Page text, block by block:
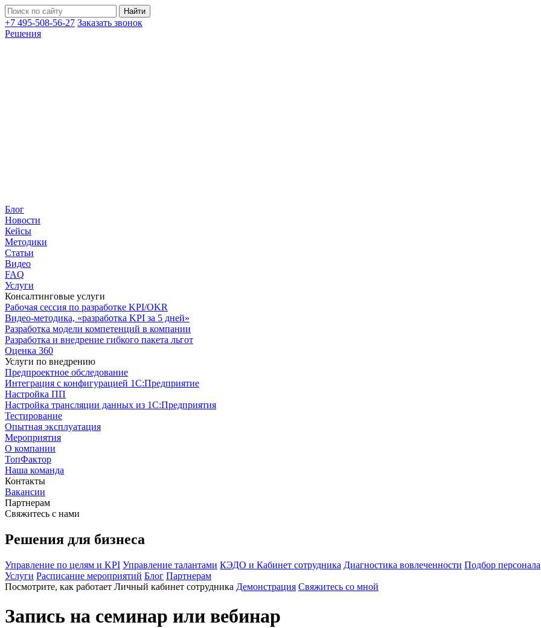
+7 495-508-56-27 Заказать звонок
Решения
Блог
Новости
Кейсы
Методики
Статьи
Видео
FAQ
Услуги
Консалтинговые услуги
Рабочая сессия по разработке KPI/OKR
Видео-методика, «разработка KPI за 5 дней»
Разработка модели компетенций в компании
Разработка и внедрение гибкого пакета льгот
Оценка 360
Услуги по внедрению
Предпроектное обследование
Интеграция с конфигурацией 1С:Предприятие
Настройка ПП
Настройка трансляции данных из 1С:Предприятия
Тестирование
Опытная эксплуатация
Мероприятия
О компании
ТопФактор
Наша команда
Контакты
Вакансии
Партнерам
Свяжитесь с нами
Решения для бизнеса
Управление по целям и KPI Управление талантами КЭДО и Кабинет сотрудника Диагностика вовлеченности Подбор персонала
Услуги Расписание мероприятий Блог Партнерам
Посмотрите, как работает Личный кабинет сотрудника Демонстрация Свяжитесь со мной
Запись на семинар или вебинар